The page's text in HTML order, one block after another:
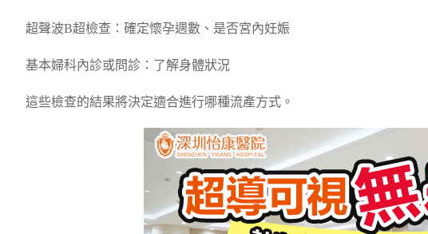
超聲波B超檢查：確定懷孕週數、是否宮內妊娠
基本婦科內診或問診：了解身體狀況
這些檢查的結果將決定適合進行哪種流產方式。